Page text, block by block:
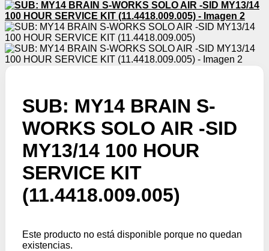
SUB: MY14 BRAIN S-
WORKS SOLO AIR -SID
MY13/14 100 HOUR
SERVICE KIT
(11.4418.009.005)
Este producto no está disponible porque no quedan
existencias.